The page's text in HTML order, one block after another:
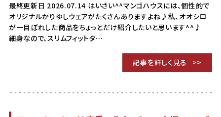
最終更新日 2026.07.14 はいさい^^マンゴハウスには、個性的で
オリジナルかりゆしウェアがたくさんありますよね♪私、オオシロ
が一目ぼれした商品をちょっとだけ紹介したいと思います^^♪
細身なので、スリムフィットタ…
記事を詳しく見る